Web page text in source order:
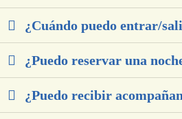
¿Cuándo puedo entrar/
¿Puedo reservar una
¿Puedo recibir